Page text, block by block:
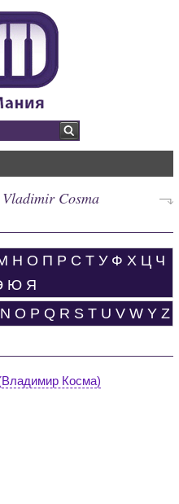
Vladimir Cosma
Н О П Р С Т У Ф Х Ц Ч
Ю Я
N O P Q R S T U V W Y Z
Косма)